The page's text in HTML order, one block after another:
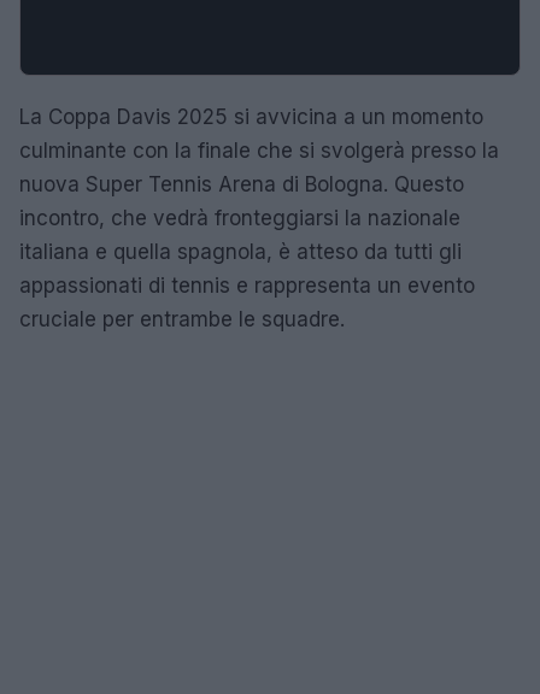
La Coppa Davis 2025 si avvicina a un momento
culminante con la finale che si svolgerà presso la
nuova Super Tennis Arena di Bologna. Questo
incontro, che vedrà fronteggiarsi la nazionale
italiana e quella spagnola, è atteso da tutti gli
appassionati di tennis e rappresenta un evento
cruciale per entrambe le squadre.